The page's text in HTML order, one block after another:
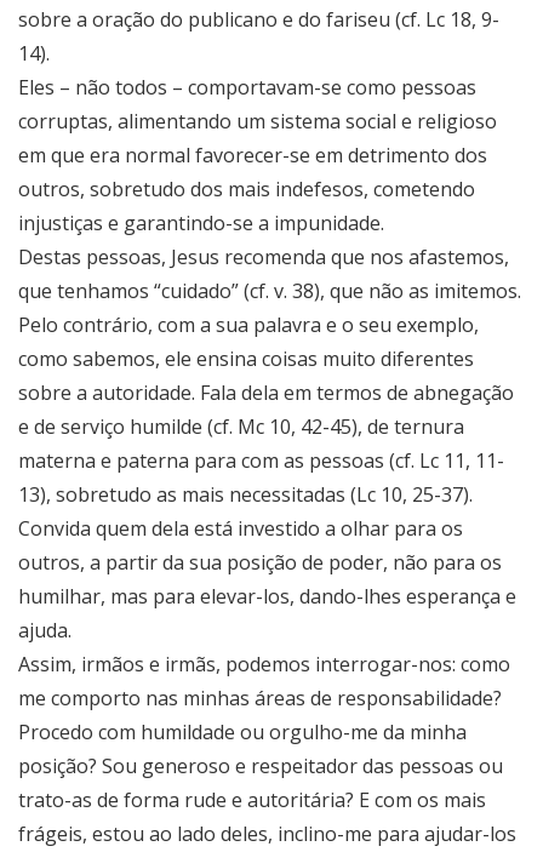
sobre a oração do publicano e do fariseu (cf. Lc 18, 9-
14).
Eles – não todos – comportavam-se como pessoas
corruptas, alimentando um sistema social e religioso
em que era normal favorecer-se em detrimento dos
outros, sobretudo dos mais indefesos, cometendo
injustiças e garantindo-se a impunidade.
Destas pessoas, Jesus recomenda que nos afastemos,
que tenhamos “cuidado” (cf. v. 38), que não as imitemos.
Pelo contrário, com a sua palavra e o seu exemplo,
como sabemos, ele ensina coisas muito diferentes
sobre a autoridade. Fala dela em termos de abnegação
e de serviço humilde (cf. Mc 10, 42-45), de ternura
materna e paterna para com as pessoas (cf. Lc 11, 11-
13), sobretudo as mais necessitadas (Lc 10, 25-37).
Convida quem dela está investido a olhar para os
outros, a partir da sua posição de poder, não para os
humilhar, mas para elevar-los, dando-lhes esperança e
ajuda.
Assim, irmãos e irmãs, podemos interrogar-nos: como
me comporto nas minhas áreas de responsabilidade?
Procedo com humildade ou orgulho-me da minha
posição? Sou generoso e respeitador das pessoas ou
trato-as de forma rude e autoritária? E com os mais
frágeis, estou ao lado deles, inclino-me para ajudar-los